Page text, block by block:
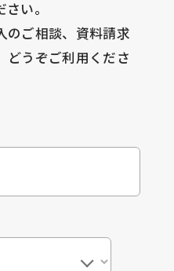
い。
のご相談、資料請求
どうぞご利用くださ